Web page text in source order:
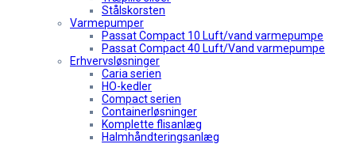
Stålskorsten
Varmepumper
Passat Compact 10 Luft/vand varmepumpe
Passat Compact 40 Luft/Vand varmepumpe
Erhvervsløsninger
Caria serien
HO-kedler
Compact serien
Containerløsninger
Komplette flisanlæg
Halmhåndteringsanlæg